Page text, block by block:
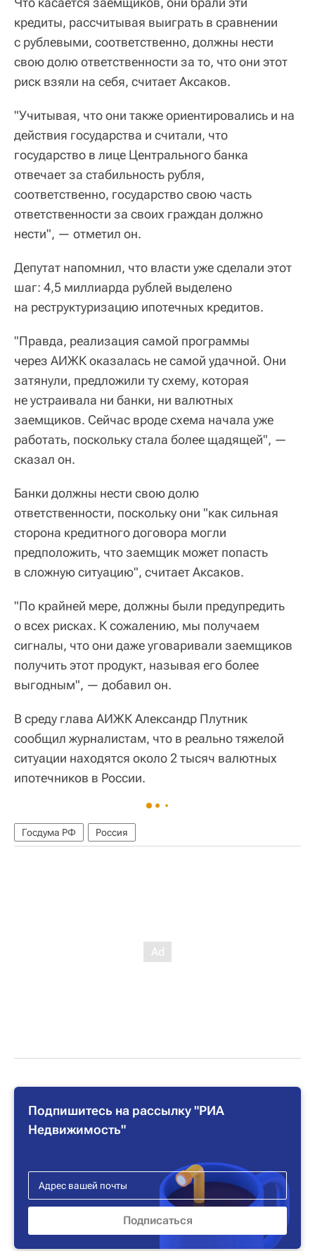
кредиты, рассчитывая выиграть в сравнении
с рублевыми, соответственно, должны нести
свою долю ответственности за то, что они этот
риск взяли на себя, считает Аксаков.
"Учитывая, что они также ориентировались и на
действия государства и считали, что
государство в лице Центрального банка
отвечает за стабильность рубля,
соответственно, государство свою часть
ответственности за своих граждан должно
нести", — отметил он.
Депутат напомнил, что власти уже сделали этот
шаг: 4,5 миллиарда рублей выделено
на реструктуризацию ипотечных кредитов.
"Правда, реализация самой программы
через АИЖК оказалась не самой удачной. Они
затянули, предложили ту схему, которая
не устраивала ни банки, ни валютных
заемщиков. Сейчас вроде схема начала уже
работать, поскольку стала более щадящей", —
сказал он.
Банки должны нести свою долю
ответственности, поскольку они "как сильная
сторона кредитного договора могли
предположить, что заемщик может попасть
в сложную ситуацию", считает Аксаков.
"По крайней мере, должны были предупредить
о всех рисках. К сожалению, мы получаем
сигналы, что они даже уговаривали заемщиков
получить этот продукт, называя его более
выгодным", — добавил он.
В среду глава АИЖК Александр Плутник
сообщил журналистам, что в реально тяжелой
ситуации находятся около 2 тысяч валютных
ипотечников в России.
Госдума РФ Россия
Подпишитесь на рассылку "РИА
Недвижимость"